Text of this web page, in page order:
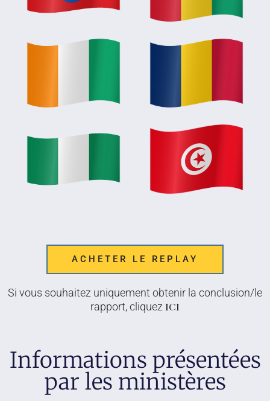
ACHETER LE REPLAY
Si vous souhaitez uniquement obtenir la conclusion/le
rapport, cliquez ici
Informations présentées
par les ministères